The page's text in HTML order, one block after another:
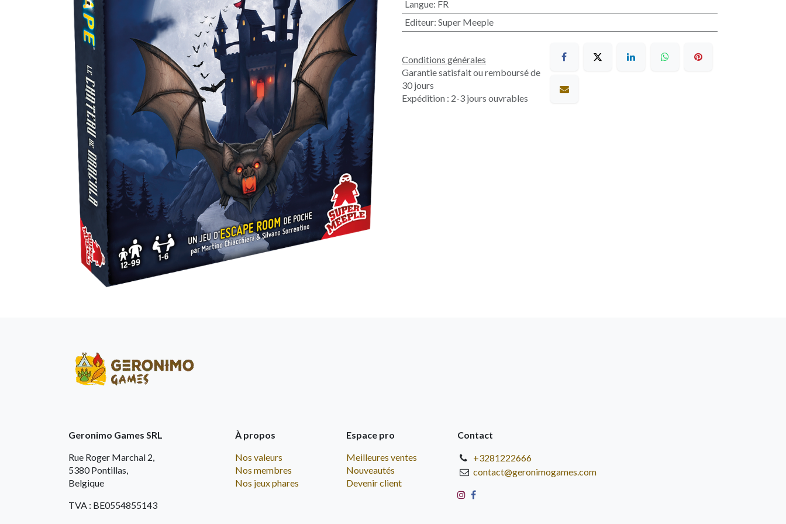
Langue: FR
Editeur: Super Meeple
Conditions générales
Garantie satisfait ou remboursé de
30 jours
Expédition : 2-3 jours ouvrables
Geronimo Games SRL
Rue Roger Marchal 2,
5380 Pontillas,
Belgique
TVA : BE0554855143
À propos
Nos valeurs
Nos membres
Nos jeux phares
Espace pro
Meilleures ventes
Nouveautés
Devenir client
Contact
+3281222666
contact@geronimogames.com